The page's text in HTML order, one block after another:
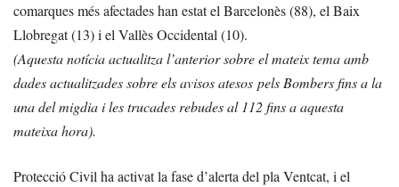
comarques més afectades han estat el Barcelonès (88), el Baix
Llobregat (13) i el Vallès Occidental (10).
(Aquesta notícia actualitza l’anterior sobre el mateix tema amb
dades actualitzades sobre els avisos atesos pels Bombers fins a la
una del migdia i les trucades rebudes al 112 fins a aquesta
mateixa hora).
Protecció Civil ha activat la fase d’alerta del pla Ventcat, i el